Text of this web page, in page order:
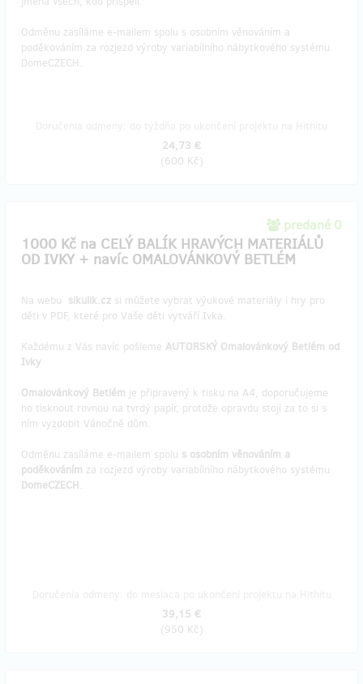
Odměnu zasíláme e-mailem spolu s osobním věnováním a
poděkováním za rozjezd výroby variabílního nábytkového systému
DomeCZECH.
24,73 €
(600 Kč)
predané 0
1000 Kč na CELÝ BALÍK HRAVÝCH MATERIÁLŮ
OD IVKY + navíc OMALOVÁNKOVÝ BETLÉM
Na webu sikulik.cz si můžete vybrat výukové materiály i hry pro
děti v PDF, které pro Vaše děti vytváří Ivka.
Každému z Vás navíc pošleme AUTORSKÝ Omalovánkový Betlém od
Ivky
Omalovánkový Betlém je připravený k tisku na A4, doporučujeme
ho tisknout rovnou na tvrdý papír, protože opravdu stojí za to si s
ním vyzdobit Vánočně dům.
Odměnu zasíláme e-mailem spolu s osobním věnováním a
poděkováním za rozjezd výroby variabílního nábytkového systému
DomeCZECH.
39,15 €
(950 Kč)